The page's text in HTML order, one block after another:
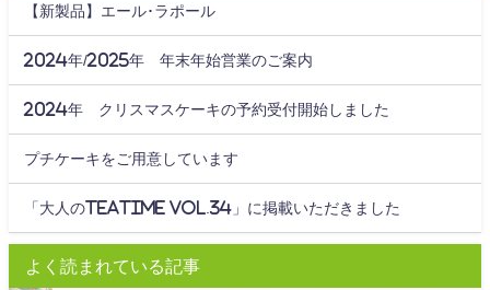
【新製品】エール･ラポール
2024年/2025年 年末年始営業のご案内
2024年 クリスマスケーキの予約受付開始しました
プチケーキをご用意しています
「大人のteatime Vol.34」に掲載いただきました
よく読まれている記事